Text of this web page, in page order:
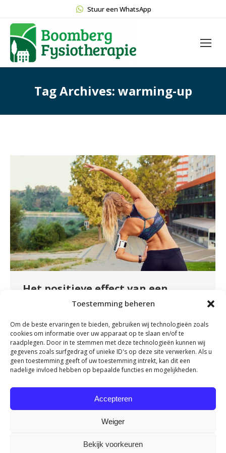
Toestemming beheren
Om de beste ervaringen te bieden, gebruiken wij technologieën zoals
cookies om informatie over uw apparaat op te slaan en/of te
raadplegen. Door in te stemmen met deze technologieën kunnen wij
gegevens zoals surfgedrag of unieke ID's op deze site verwerken. Als u
geen toestemming geeft of uw toestemming intrekt, kan dit een
nadelige invloed hebben op bepaalde functies en mogelijkheden.
Accepteren
Weiger
Bekijk voorkeuren
Stuur een WhatsApp
Tag Archives: warming-up
Het positieve effect van een
warming-up op uw lichaam
Nieuws fydeevitae februari 8, 2024
Hoeveel tijd neemt u voor uw workout of
training? Tegenwoordig zijn we vaak gehaast
en lijken we nergens meer echt de tijd voor te
nemen. Terwijl u eet, bent u misschien bezig op
uw laptop; tijdens het opvouwen van de was
bent u aan het bellen en soms stuurt u zelfs e-
mails vanaf uw telefoon…